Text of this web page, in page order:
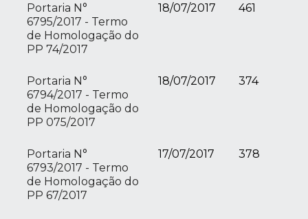
Portaria N°
6795/2017 - Termo
de Homologação do
PP 74/2017
18/07/2017 461
Portaria N°
6794/2017 - Termo
de Homologação do
PP 075/2017
18/07/2017 374
Portaria N°
6793/2017 - Termo
de Homologação do
PP 67/2017
17/07/2017 378